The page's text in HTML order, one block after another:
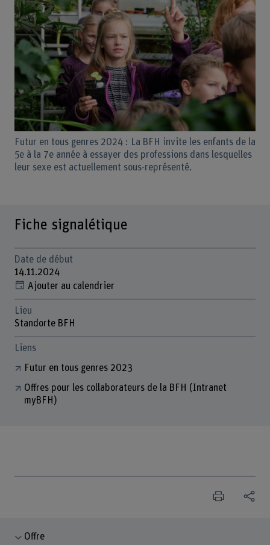
Futur en tous genres 2024 : La BFH invite les enfants de la
5e à la 7e année à essayer des professions dans lesquelles
leur sexe est actuellement sous-représenté.
Fiche signalétique
Date de début
14.11.2024
Ajouter au calendrier
Lieu
Standorte BFH
Liens
Futur en tous genres 2023
Offres pour les collaborateurs de la BFH (Intranet
myBFH)
Offre